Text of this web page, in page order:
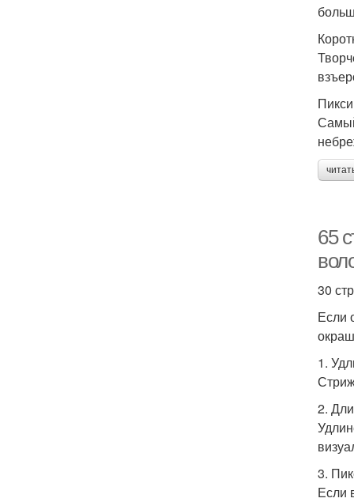
Пикси
65
30
Если
1.
2.
3.
Если